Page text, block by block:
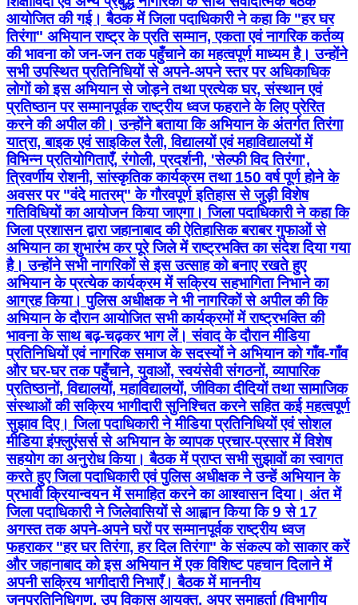
प्रतिष्ठान पर सम्मानपूर्वक राष्ट्रीय ध्वज फहराने के लिए प्रेरित
करने की अपील की। उन्होंने बताया कि अभियान के अंतर्गत तिरंगा
यात्रा, बाइक एवं साइकिल रैली, विद्यालयों एवं महाविद्यालयों में
विभिन्न प्रतियोगिताएँ, रंगोली, प्रदर्शनी, 'सेल्फी विद तिरंगा',
त्रिवर्णीय रोशनी, सांस्कृतिक कार्यक्रम तथा 150 वर्ष पूर्ण होने के
अवसर पर "वंदे मातरम्" के गौरवपूर्ण इतिहास से जुड़ी विशेष
गतिविधियों का आयोजन किया जाएगा। जिला पदाधिकारी ने कहा कि
जिला प्रशासन द्वारा जहानाबाद की ऐतिहासिक बराबर गुफाओं से
अभियान का शुभारंभ कर पूरे जिले में राष्ट्रभक्ति का संदेश दिया गया
है। उन्होंने सभी नागरिकों से इस उत्साह को बनाए रखते हुए
अभियान के प्रत्येक कार्यक्रम में सक्रिय सहभागिता निभाने का
आग्रह किया। पुलिस अधीक्षक ने भी नागरिकों से अपील की कि
अभियान के दौरान आयोजित सभी कार्यक्रमों में राष्ट्रभक्ति की
भावना के साथ बढ़-चढ़कर भाग लें। संवाद के दौरान मीडिया
प्रतिनिधियों एवं नागरिक समाज के सदस्यों ने अभियान को गाँव-गाँव
और घर-घर तक पहुँचाने, युवाओं, स्वयंसेवी संगठनों, व्यापारिक
प्रतिष्ठानों, विद्यालयों, महाविद्यालयों, जीविका दीदियों तथा सामाजिक
संस्थाओं की सक्रिय भागीदारी सुनिश्चित करने सहित कई महत्वपूर्ण
सुझाव दिए। जिला पदाधिकारी ने मीडिया प्रतिनिधियों एवं सोशल
मीडिया इंफ्लुएंसर्स से अभियान के व्यापक प्रचार-प्रसार में विशेष
सहयोग का अनुरोध किया। बैठक में प्राप्त सभी सुझावों का स्वागत
करते हुए जिला पदाधिकारी एवं पुलिस अधीक्षक ने उन्हें अभियान के
प्रभावी क्रियान्वयन में समाहित करने का आश्वासन दिया। अंत में
जिला पदाधिकारी ने जिलेवासियों से आह्वान किया कि 9 से 17
अगस्त तक अपने-अपने घरों पर सम्मानपूर्वक राष्ट्रीय ध्वज
फहराकर "हर घर तिरंगा, हर दिल तिरंगा" के संकल्प को साकार करें
और जहानाबाद को इस अभियान में एक विशिष्ट पहचान दिलाने में
अपनी सक्रिय भागीदारी निभाएँ। बैठक में माननीय
जनप्रतिनिधिगण, उप विकास आयुक्त, अपर समाहर्ता (विभागीय
जांच), अनुमंडल पदाधिकारी, निदेशक डीआरडीए, जिला सूचना एवं
जनसंपर्क पदाधिकारी, जिला कला एवं संस्कृति पदाधिकारी सहित
अन्य पदाधिकारी, मीडिया प्रतिनिधिगण, नागरिक समाज के सदस्य,
शिक्षाविद, सामाजिक संगठनों के प्रतिनिधि एवं अन्य गणमान्य
नागरिक उपस्थित रहे।